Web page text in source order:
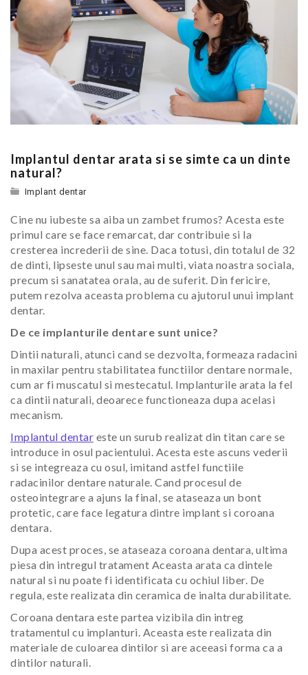
Implantul dentar arata si se simte ca un dinte
natural?
Implant dentar
Cine nu iubeste sa aiba un zambet frumos? Acesta este
primul care se face remarcat, dar contribuie si la
cresterea increderii de sine. Daca totusi, din totalul de 32
de dinti, lipseste unul sau mai multi, viata noastra sociala,
precum si sanatatea orala, au de suferit. Din fericire,
putem rezolva aceasta problema cu ajutorul unui implant
dentar.
De ce implanturile dentare sunt unice?
Dintii naturali, atunci cand se dezvolta, formeaza radacini
in maxilar pentru stabilitatea functiilor dentare normale,
cum ar fi muscatul si mestecatul. Implanturile arata la fel
ca dintii naturali, deoarece functioneaza dupa acelasi
mecanism.
Implantul dentar este un surub realizat din titan care se
introduce in osul pacientului. Acesta este ascuns vederii
si se integreaza cu osul, imitand astfel functiile
radacinilor dentare naturale. Cand procesul de
osteointegrare a ajuns la final, se ataseaza un bont
protetic, care face legatura dintre implant si coroana
dentara.
Dupa acest proces, se ataseaza coroana dentara, ultima
piesa din intregul tratament Aceasta arata ca dintele
natural si nu poate fi identificata cu ochiul liber. De
regula, este realizata din ceramica de inalta durabilitate.
Coroana dentara este partea vizibila din intreg
tratamentul cu implanturi. Aceasta este realizata din
materiale de culoarea dintilor si are aceeasi forma ca a
dintilor naturali.